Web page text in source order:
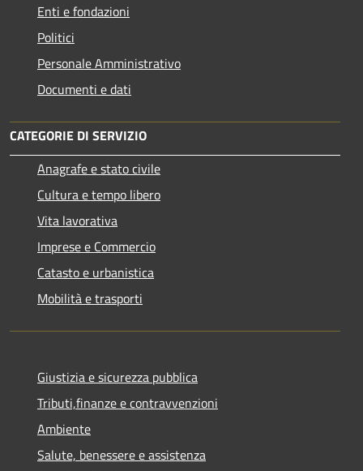
Enti e fondazioni
Politici
Personale Amministrativo
Documenti e dati
CATEGORIE DI SERVIZIO
Anagrafe e stato civile
Cultura e tempo libero
Vita lavorativa
Imprese e Commercio
Catasto e urbanistica
Mobilità e trasporti
Giustizia e sicurezza pubblica
Tributi,finanze e contravvenzioni
Ambiente
Salute, benessere e assistenza